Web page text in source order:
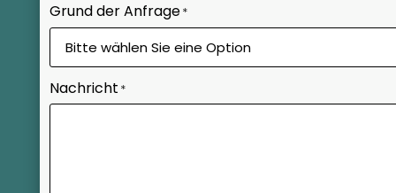
Grund der Anfrage*
Nachricht *